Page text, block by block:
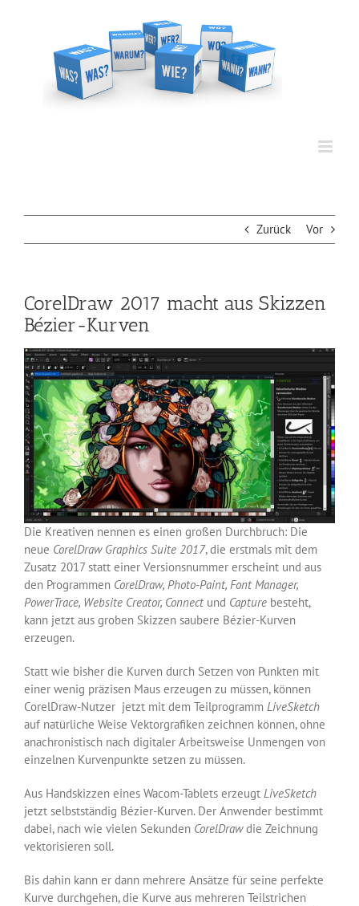
Zurück Vor
CorelDraw 2017 macht aus Skizzen
Bézier-Kurven
Die Kreativen nennen es einen großen Durchbruch: Die
neue CorelDraw Graphics Suite 2017, die erstmals mit dem
Zusatz 2017 statt einer Versionsnummer erscheint und aus
den Programmen CorelDraw, Photo-Paint, Font Manager,
PowerTrace, Website Creator, Connect und Capture besteht,
kann jetzt aus groben Skizzen saubere Bézier-Kurven
erzeugen.
Statt wie bisher die Kurven durch Setzen von Punkten mit
einer wenig präzisen Maus erzeugen zu müssen, können
CorelDraw-Nutzer jetzt mit dem Teilprogramm LiveSketch
auf natürliche Weise Vektorgrafiken zeichnen können, ohne
anachronistisch nach digitaler Arbeitsweise Unmengen von
einzelnen Kurvenpunkte setzen zu müssen.
Aus Handskizzen eines Wacom-Tablets erzeugt LiveSketch
jetzt selbstständig Bézier-Kurven. Der Anwender bestimmt
dabei, nach wie vielen Sekunden CorelDrawdie Zeichnung
vektorisieren soll.
Bis dahin kann er dann mehrere Ansätze für seine perfekte
Kurve durchgehen, die Kurve aus mehreren Teilstrichen